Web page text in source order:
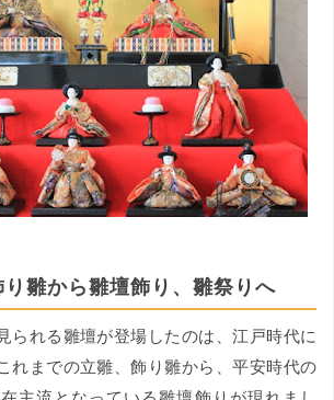
雛から雛壇飾り、雛祭りへ
られる雛壇が登場したのは、江戸時代に
れまでの立雛、飾り雛から、平安時代の